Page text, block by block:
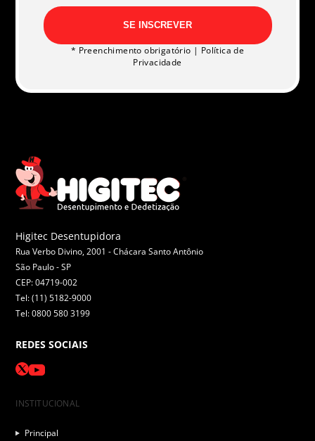
SE INSCREVER
* Preenchimento obrigatório | Política de
Privacidade
Higitec Desentupidora
Rua Verbo Divino, 2001 - Chácara Santo Antônio
São Paulo -SP
CEP: 04719-002
Tel: (11) 5182-9000
Tel: 0800 580 3199
REDES SOCIAIS
INSTITUCIONAL
Principal